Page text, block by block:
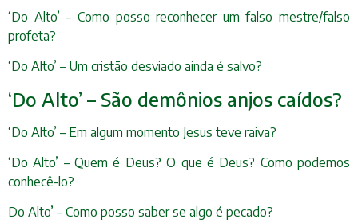
‘Do Alto’ – Como posso reconhecer um falso mestre/falso
profeta?
‘Do Alto’ – Um cristão desviado ainda é salvo?
‘Do Alto’ – São demônios anjos caídos?
‘Do Alto’ – Em algum momento Jesus teve raiva?
‘Do Alto’ – Quem é Deus? O que é Deus? Como podemos
conhecê-lo?
Do Alto’ – Como posso saber se algo é pecado?